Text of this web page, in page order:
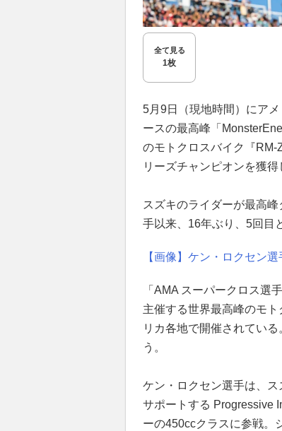
全て見る
1枚
5月9日（現地時間）にア
ースの最高峰「
のモトクロスバイク『
リーズチャンピオンを獲得
スズキのライダーが最高
手以来、16年ぶり、5回目
【画像】ケン・ロクセン選
「AMA スーパークロス選
主催する世界最高峰のモ
リカ各地で開催されてい
う。
ケン・ロクセン選手は、
サポートする Progressive
ーの450ccクラスに参戦。